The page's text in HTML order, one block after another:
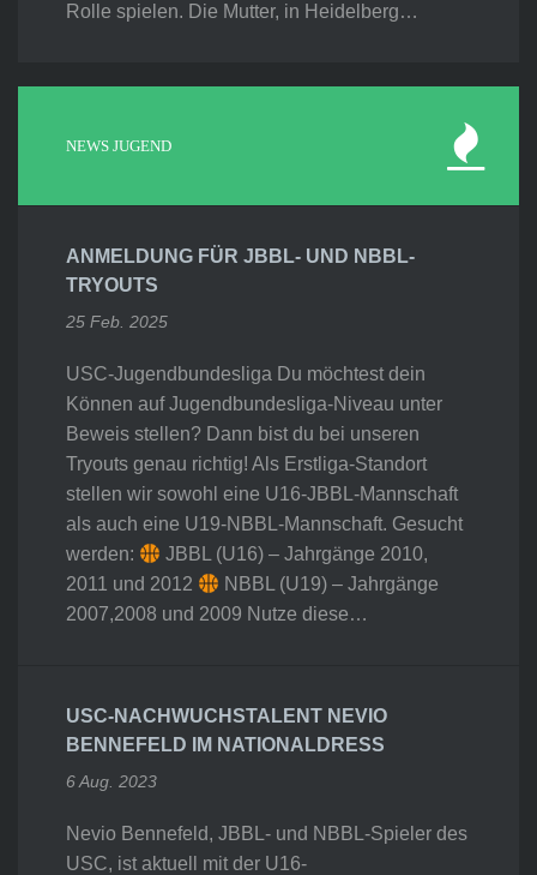
Rolle spielen. Die Mutter, in Heidelberg…
NEWS JUGEND
ANMELDUNG FÜR JBBL- UND NBBL-
TRYOUTS
25 Feb. 2025
USC-Jugendbundesliga Du möchtest dein
Können auf Jugendbundesliga-Niveau unter
Beweis stellen? Dann bist du bei unseren
Tryouts genau richtig! Als Erstliga-Standort
stellen wir sowohl eine U16-JBBL-Mannschaft
als auch eine U19-NBBL-Mannschaft. Gesucht
werden:
JBBL (U16) – Jahrgänge 2010,
2011 und 2012
NBBL (U19) – Jahrgänge
2007,2008 und 2009 Nutze diese…
USC-NACHWUCHSTALENT NEVIO
BENNEFELD IM NATIONALDRESS
6 Aug. 2023
Nevio Bennefeld, JBBL- und NBBL-Spieler des
USC, ist aktuell mit der U16-